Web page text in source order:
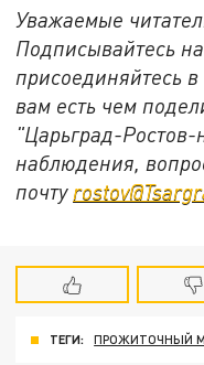
Уважаемые
Подписывайтесь
присоединяйтесь в
вам есть чем
"Царьград-
наблюдения,
почту
ТЕГИ: ПРОЖИТОЧНЫЙ